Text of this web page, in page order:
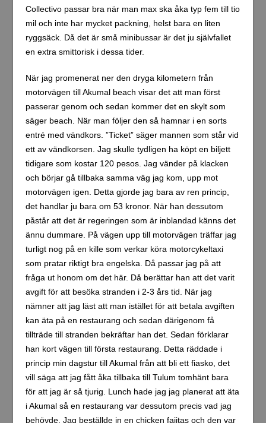
Collectivo passar bra när man max ska åka typ fem till tio
mil och inte har mycket packning, helst bara en liten
ryggsäck. Då det är små minibussar är det ju självfallet
en extra smittorisk i dessa tider.
När jag promenerat ner den dryga kilometern från
motorvägen till Akumal beach visar det att man först
passerar genom och sedan kommer det en skylt som
säger beach. När man följer den så hamnar i en sorts
entré med vändkors. ”Ticket” säger mannen som står vid
ett av vändkorsen. Jag skulle tydligen ha köpt en biljett
tidigare som kostar 120 pesos. Jag vänder på klacken
och börjar gå tillbaka samma väg jag kom, upp mot
motorvägen igen. Detta gjorde jag bara av ren princip,
det handlar ju bara om 53 kronor. När han dessutom
påstår att det är regeringen som är inblandad känns det
ännu dummare. På vägen upp till motorvägen träffar jag
turligt nog på en kille som verkar köra motorcykeltaxi
som pratar riktigt bra engelska. Då passar jag på att
fråga ut honom om det här. Då berättar han att det varit
avgift för att besöka stranden i 2-3 års tid. När jag
nämner att jag läst att man istället för att betala avgiften
kan äta på en restaurang och sedan därigenom få
tillträde till stranden bekräftar han det. Sedan förklarar
han kort vägen till första restaurang. Detta räddade i
princip min dagstur till Akumal från att bli ett fiasko, det
vill säga att jag fått åka tillbaka till Tulum tomhänt bara
för att jag är så tjurig. Lunch hade jag jag planerat att äta
i Akumal så en restaurang var dessutom precis vad jag
behövde. Jag beställde in en chicken fajitas och den var